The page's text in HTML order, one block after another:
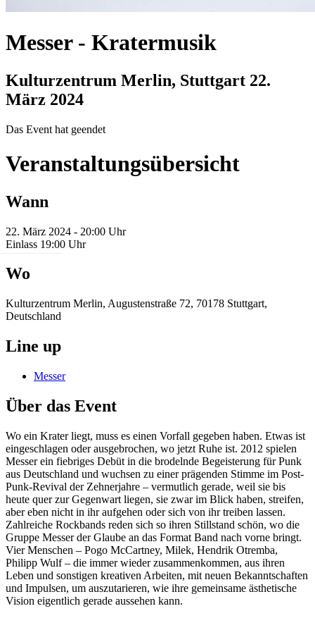
Messer - Kratermusik
Kulturzentrum Merlin, Stuttgart 22.
März 2024
Das Event hat geendet
Veranstaltungsübersicht
Wann
22. März 2024 - 20:00 Uhr
Einlass 19:00 Uhr
Wo
Kulturzentrum Merlin, Augustenstraße 72, 70178 Stuttgart,
Deutschland
Line up
Messer
Über das Event
Wo ein Krater liegt, muss es einen Vorfall gegeben haben. Etwas ist
eingeschlagen oder ausgebrochen, wo jetzt Ruhe ist. 2012 spielen
Messer ein fiebriges Debüt in die brodelnde Begeisterung für Punk
aus Deutschland und wuchsen zu einer prägenden Stimme im Post-
Punk-Revival der Zehnerjahre – vermutlich gerade, weil sie bis
heute quer zur Gegenwart liegen, sie zwar im Blick haben, streifen,
aber eben nicht in ihr aufgehen oder sich von ihr treiben lassen.
Zahlreiche Rockbands reden sich so ihren Stillstand schön, wo die
Gruppe Messer der Glaube an das Format Band nach vorne bringt.
Vier Menschen – Pogo McCartney, Milek, Hendrik Otremba,
Philipp Wulf – die immer wieder zusammenkommen, aus ihren
Leben und sonstigen kreativen Arbeiten, mit neuen Bekanntschaften
und Impulsen, um auszutarieren, wie ihre gemeinsame ästhetische
Vision eigentlich gerade aussehen kann.